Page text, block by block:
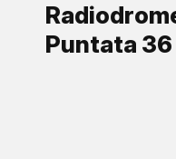
Puntata 36